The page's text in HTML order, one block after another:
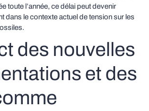
toute l’année, ce délai peut devenir
dans le contexte actuel de tension sur les
des nouvelles
et des